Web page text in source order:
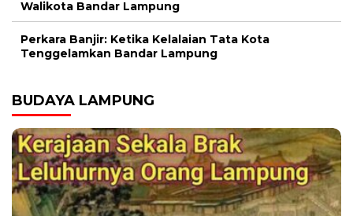
Walikota Bandar Lampung
Perkara Banjir: Ketika Kelalaian Tata Kota
Tenggelamkan Bandar Lampung
BUDAYA LAMPUNG